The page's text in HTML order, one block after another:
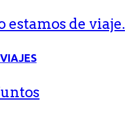
estamos de viaje.